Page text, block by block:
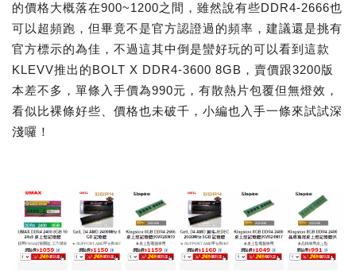
的價格大概落在900~1200之間，雖然說有些DDR4-2666也
可以超頻跑，但畢竟不是官方認證過的頻率，建議還是挑有
官方標示的為佳，不過這其中倒是蠻好玩的可以看到這款
KLEVV推出的BOLT X DDR4-3600 8GB，賣價跟3200版
本差不多，單條入手價為990元，有散熱片包覆但無燈效，
看似比裸條好些、價格也未破千，小編也入手一條來試試深
淺囉！